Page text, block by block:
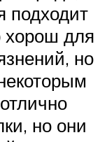
подходит
хорош для
но
но они